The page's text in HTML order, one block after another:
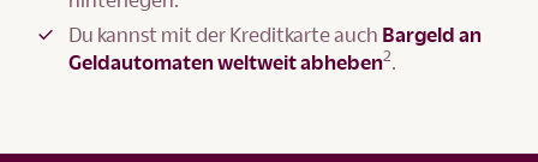
Du kannst mit der Kreditkarte auch Bargeld an
Geldautomaten weltweit abheben2.